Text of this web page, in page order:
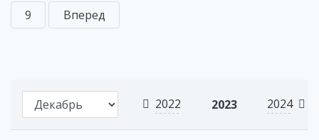
2022 2023 2024
9 Вперед